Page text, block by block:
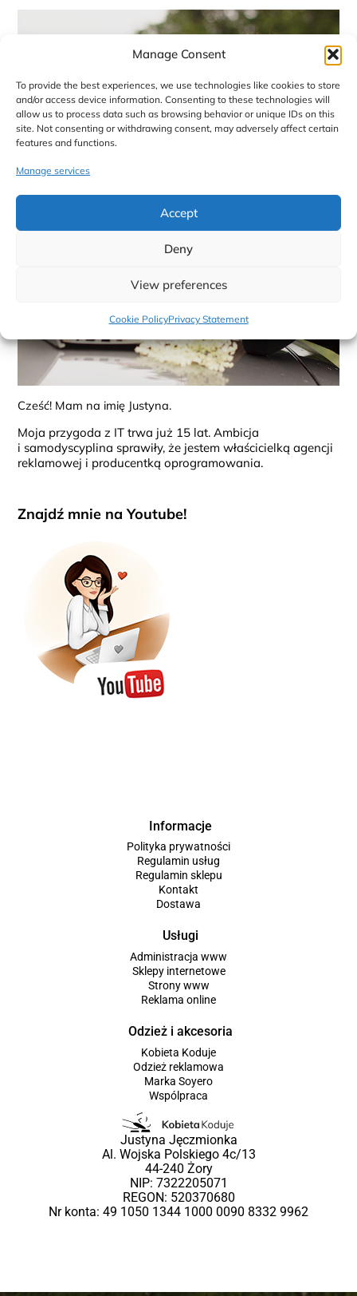
Manage Consent
To provide the best experiences, we use technologies like cookies to store
and/or access device information. Consenting to these technologies will
allow us to process data such as browsing behavior or unique IDs on this
site. Not consenting or withdrawing consent, may adversely affect certain
features and functions.
Manage services
Accept
Deny
View preferences
Cookie PolicyPrivacy Statement
Cześć! Mam na imię Justyna.
Moja przygoda z IT trwa już 15 lat. Ambicja
i samodyscyplina sprawiły, że jestem właścicielką agencji
reklamowej i producentką oprogramowania.
Znajdź mnie na Youtube!
Informacje
Polityka prywatności
Regulamin usług
Regulamin sklepu
Kontakt
Dostawa
Usługi
Administracja www
Sklepy internetowe
Strony www
Reklama online
Odzież i akcesoria
Kobieta Koduje
Odzież reklamowa
Marka Soyero
Wspólpraca
Justyna Jęczmionka
Al. Wojska Polskiego 4c/13
44-240 Żory
NIP: 7322205071
REGON: 520370680
Nr konta: 49 1050 1344 1000 0090 8332 9962